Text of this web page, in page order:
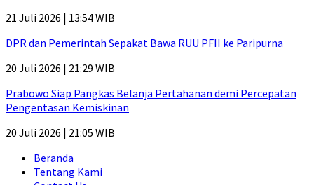
21 Juli 2026 | 13:54 WIB
DPR dan Pemerintah Sepakat Bawa RUU PFII ke Paripurna
20 Juli 2026 | 21:29 WIB
Prabowo Siap Pangkas Belanja Pertahanan demi Percepatan
Pengentasan Kemiskinan
20 Juli 2026 | 21:05 WIB
Beranda
Tentang Kami